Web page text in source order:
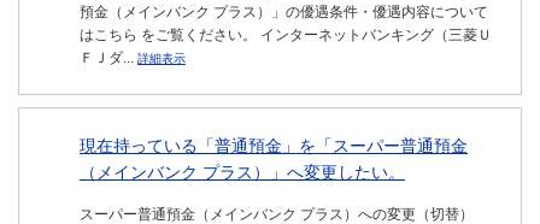
預金（メインバンク プラス）」の優遇条件・優遇内容について
はこちら をご覧ください。 インターネットバンキング（三菱Ｕ
ＦＪダ... 詳細表示
現在持っている「普通預金」を「スーパー普通預金
（メインバンク プラス）」へ変更したい。
スーパー普通預金（メインバンク プラス）への変更（切替）